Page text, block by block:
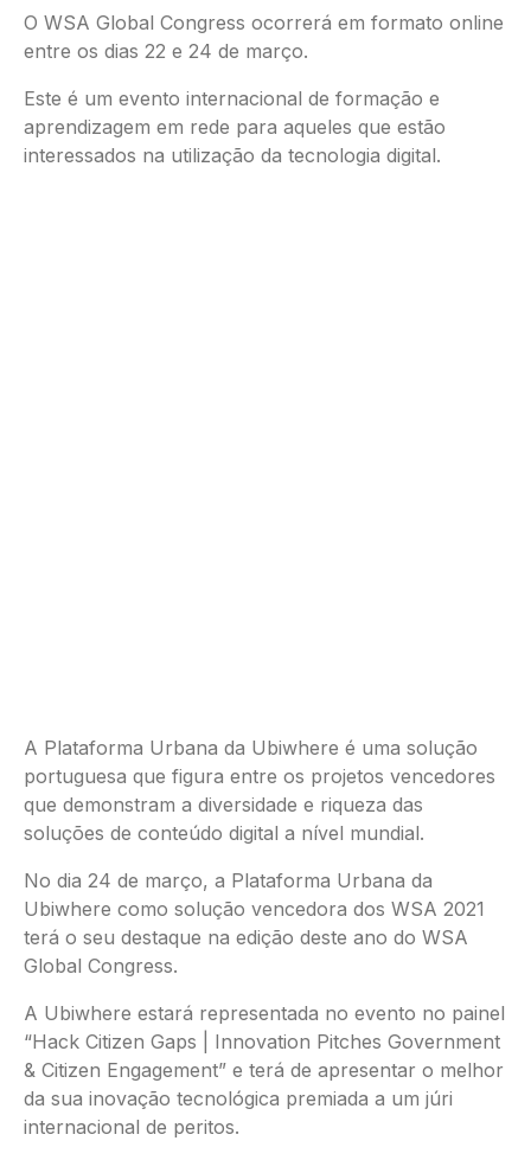
O WSA Global Congress ocorrerá em formato online
entre os dias 22 e 24 de março.
Este é um evento internacional de formação e
aprendizagem em rede para aqueles que estão
interessados na utilização da tecnologia digital.
A Plataforma Urbana da Ubiwhere é uma solução
portuguesa que figura entre os projetos vencedores
que demonstram a diversidade e riqueza das
soluções de conteúdo digital a nível mundial.
No dia 24 de março, a Plataforma Urbana da
Ubiwhere como solução vencedora dos WSA 2021
terá o seu destaque na edição deste ano do WSA
Global Congress.
A Ubiwhere estará representada no evento no painel
“Hack Citizen Gaps | Innovation Pitches Government
& Citizen Engagement” e terá de apresentar o melhor
da sua inovação tecnológica premiada a um júri
internacional de peritos.